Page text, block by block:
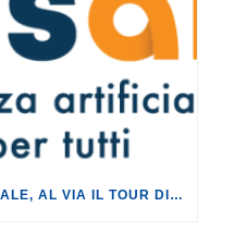
INTELLIGENZA ARTIFICIALE, AL VIA IL TOUR DI EVENTI DEL PROGETTO TU CHE NE SAI?